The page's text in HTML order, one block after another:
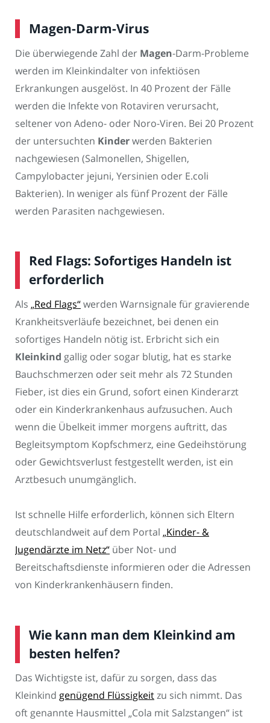
Magen-Darm-Virus
Die überwiegende Zahl der Magen-Darm-Probleme
werden im Kleinkindalter von infektiösen
Erkrankungen ausgelöst. In 40 Prozent der Fälle
werden die Infekte von Rotaviren verursacht,
seltener von Adeno- oder Noro-Viren. Bei 20 Prozent
der untersuchten Kinderwerden Bakterien
nachgewiesen (Salmonellen, Shigellen,
Campylobacter jejuni, Yersinien oder E.coli
Bakterien). In weniger als fünf Prozent der Fälle
werden Parasiten nachgewiesen.
Red Flags: Sofortiges Handeln ist
erforderlich
Als „Red Flags“werden Warnsignale für gravierende
Krankheitsverläufe bezeichnet, bei denen ein
sofortiges Handeln nötig ist. Erbricht sich ein
Kleinkind gallig oder sogar blutig, hat es starke
Bauchschmerzen oder seit mehr als 72 Stunden
Fieber, ist dies ein Grund, sofort einen Kinderarzt
oder ein Kinderkrankenhaus aufzusuchen. Auch
wenn die Übelkeit immer morgens auftritt, das
Begleitsymptom Kopfschmerz, eine Gedeihstörung
oder Gewichtsverlust festgestellt werden, ist ein
Arztbesuch unumgänglich.
Ist schnelle Hilfe erforderlich, können sich Eltern
deutschlandweit auf dem Portal „Kinder- &
Jugendärzte im Netz“ über Not- und
Bereitschaftsdienste informieren oder die Adressen
von Kinderkrankenhäusern finden.
Wie kann man dem Kleinkind am
besten helfen?
Das Wichtigste ist, dafür zu sorgen, dass das
Kleinkind genügend Flüssigkeitzu sich nimmt. Das
oft genannte Hausmittel „Cola mit Salzstangen“ ist